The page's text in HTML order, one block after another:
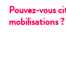
Pouvez-vous
mobilisations ?